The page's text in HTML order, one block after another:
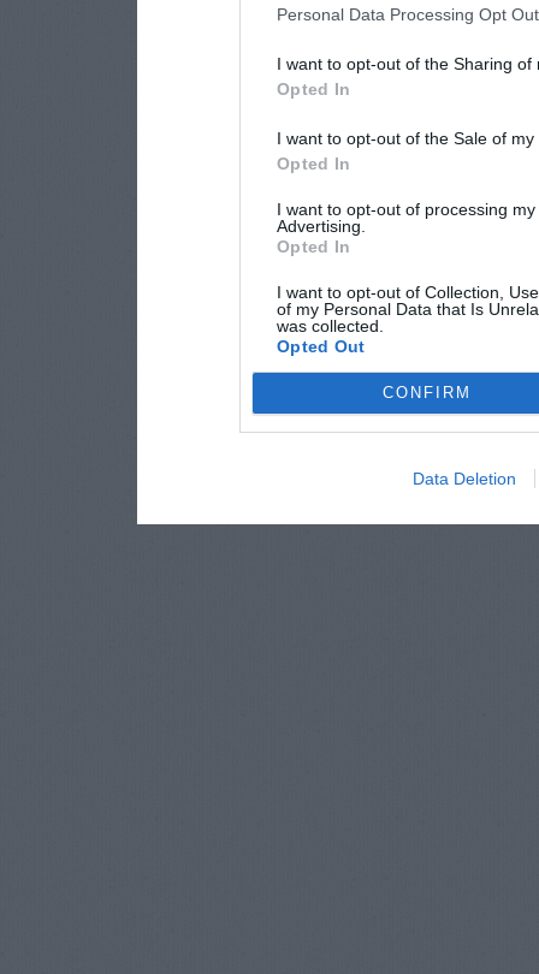
Personal Data Processing Opt
I want to opt-out of the Sharing of
Opted In
I want to opt-out of the Sale of
Opted In
I want to opt-out of processing
Advertising.
Opted In
I want to opt-out of Collection,
of my Personal Data that Is
was collected.
Opted Out
CONFIRM
Data Deletion